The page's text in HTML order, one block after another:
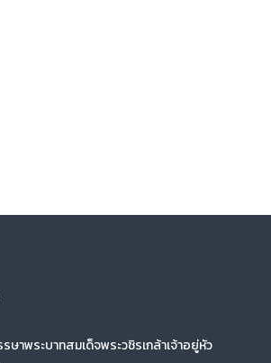
ษาพระบาทสมเด็จพระวชิรเกล้าเจ้าอยู่หัว